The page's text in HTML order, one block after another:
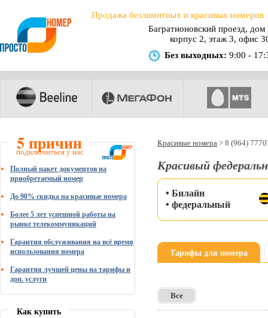
Продажа безлимитных и красивых номеров
Багратионовский проезд, дом
корпус 2, этаж 3, офис
Без выходных: 9:00 -
5 причин
подключиться у нас
Полный пакет документов на
приобретаемый номер
До 90% скидка на красивые номера
Более 5 лет успешной работы на
рынке телекоммуникаций
Гарантия обслуживания на всё время
использования номера
Гарантия лучшей цены на тарифы и
доп. услуги
Как купить
Красивые номера > 8 (964)
Красивый
• Билайн
• федеральный
Тарифы для номера
Все